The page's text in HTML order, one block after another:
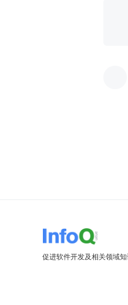
促进软件开发及相关领域